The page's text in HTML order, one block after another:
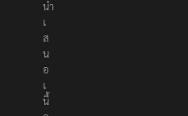
น์
ที่
นำ
เ
ส
น
อ